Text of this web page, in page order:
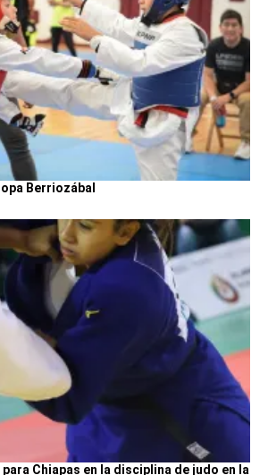
Berriozábal
Chiapas en la disciplina de judo en la